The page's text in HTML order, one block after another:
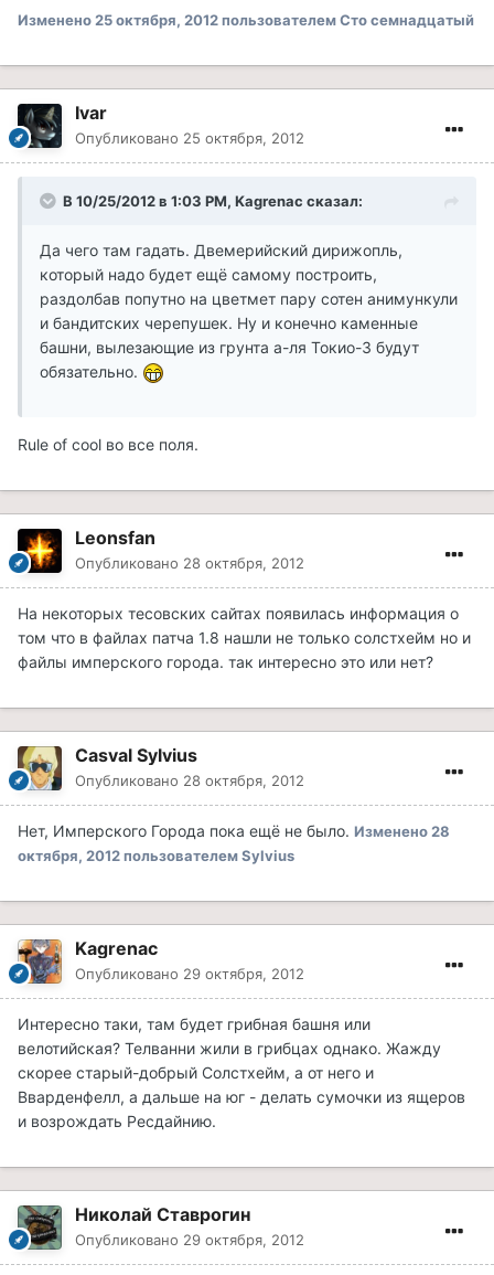
Изменено 25 октября, 2012пользователем Сто семнадцатый
Ivar
Опубликовано 25 октября, 2012
В 10/25/2012 в 1:03 PM, Kagrenac сказал:
Да чего там гадать. Двемерийский дирижопль,
который надо будет ещё самому построить,
раздолбав попутно на цветмет пару сотен анимункули
и бандитских черепушек. Ну и конечно каменные
башни, вылезающие из грунта а-ля Токио-3 будут
обязательно.
Rule of cool во все поля.
Leonsfan
Опубликовано 28 октября, 2012
На некоторых тесовских сайтах появилась информация о
том что в файлах патча 1.8 нашли не только солстхейм но и
файлы имперского города. так интересно это или нет?
Casval Sylvius
Опубликовано 28 октября, 2012
Нет, Имперского Города пока ещё не было. Изменено 28
октября, 2012пользователем Sylvius
Kagrenac
Опубликовано 29 октября, 2012
Интересно таки, там будет грибная башня или
велотийская? Телванни жили в грибцах однако. Жажду
скорее старый-добрый Солстхейм, а от него и
Вварденфелл, а дальше на юг - делать сумочки из ящеров
и возрождать Ресдайнию.
Николай Ставрогин
Опубликовано 29 октября, 2012